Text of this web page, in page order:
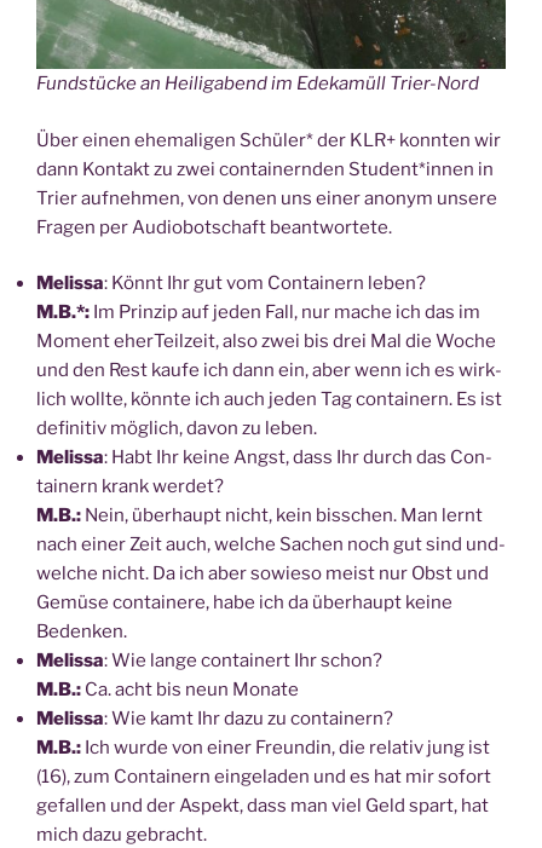
Fund­stü­cke an Hei­lig­abend im Ede­ka­müll Trier-Nord
Über einen ehe­ma­li­gen Schü­ler* der KLR+ konn­ten wir
dann Kon­takt zu zwei con­tai­nern­den Student*innen in
Trier auf­neh­men, von denen uns einer anonym unse­re
Fra­gen per Audio­bot­schaft beantwortete.
Melis­sa: Könnt Ihr gut vom Con­tai­nern leben?
M.B.*: Im Prin­zip auf jeden Fall, nur mache ich das im
Moment eher­Teil­zeit, also zwei bis drei Mal die Woche
und den Rest kau­fe ich dann ein, aber wenn ich es wirk­
lich woll­te, könn­te ich auch jeden Tag con­tai­nern. Es ist
defi­ni­tiv mög­lich, davon zu leben.
Melis­sa: Habt Ihr kei­ne Angst, dass Ihr durch das Con­
tai­nern krank wer­det?
M.B.: Nein, über­haupt nicht, kein biss­chen. Man lernt
nach einer Zeit auch, wel­che Sachen noch gut sind und­
wel­che nicht. Da ich aber sowie­so meist nur Obst und
Gemü­se con­tai­ne­re, habe ich da über­haupt kei­ne
Bedenken.
Melis­sa: Wie lan­ge con­tai­nert Ihr schon?
M.B.: Ca. acht bis neun Monate
Melis­sa: Wie kamt Ihr dazu zu con­tai­nern?
M.B.: Ich wur­de von einer Freun­din, die rela­tiv jung ist
(16), zum Con­tai­nern ein­ge­la­den und es hat mir sofort
gefal­len und der Aspekt, dass man viel Geld spart, hat
mich dazu gebracht.